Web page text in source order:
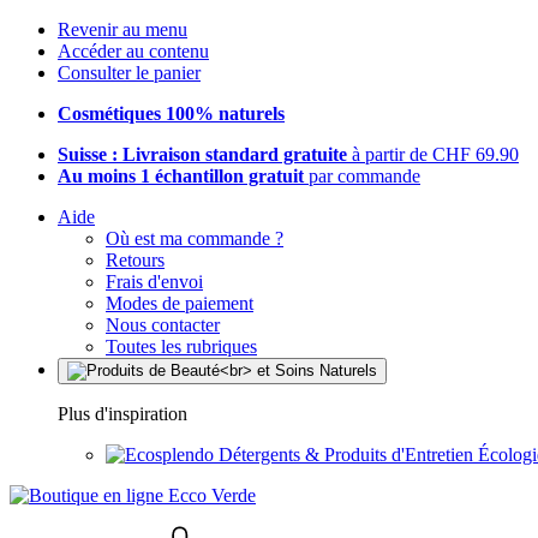
Revenir au menu
Accéder au contenu
Consulter le panier
Cosmétiques 100% naturels
Suisse : Livraison standard gratuite à partir de CHF 69.90
Au moins 1 échantillon gratuit par commande
Aide
Où est ma commande ?
Retours
Frais d'envoi
Modes de paiement
Nous contacter
Toutes les rubriques
Plus d'inspiration
Détergents & Produits d'Entretien